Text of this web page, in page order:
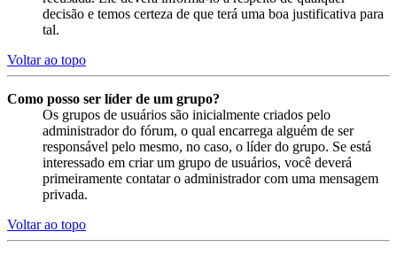
decisão e temos certeza de que terá uma boa justificativa para
tal.
Voltar ao topo
Como posso ser líder de um grupo?
Os grupos de usuários são inicialmente criados pelo
administrador do fórum, o qual encarrega alguém de ser
responsável pelo mesmo, no caso, o líder do grupo. Se está
interessado em criar um grupo de usuários, você deverá
primeiramente contatar o administrador com uma mensagem
privada.
Voltar ao topo